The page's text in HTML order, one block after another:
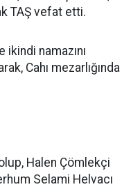
TAŞ vefat etti.
namazını
Cahı mezarlığında
Halen Çömlekçi
Selami Helvacı